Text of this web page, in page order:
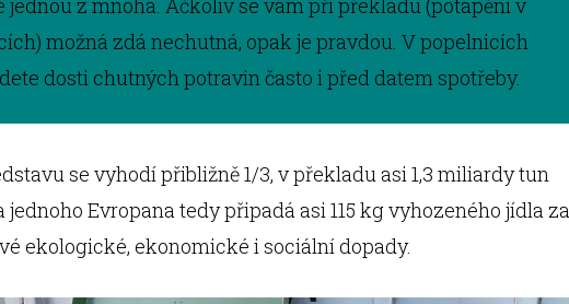
možná zdá nechutná, opak je pravdou. V popelnicích
dosti chutných potravin často i před datem spotřeby.
se vyhodí přibližně 1/3, v překladu asi 1,3 miliardy tun
jednoho Evropana tedy připadá asi 115 kg vyhozeného jídla za
ekologické, ekonomické i sociální dopady.